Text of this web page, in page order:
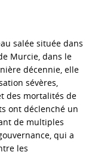
salée située dans
Murcie, dans le
décennie, elle
sévères,
des mortalités de
ont déclenché un
de multiples
qui a
les